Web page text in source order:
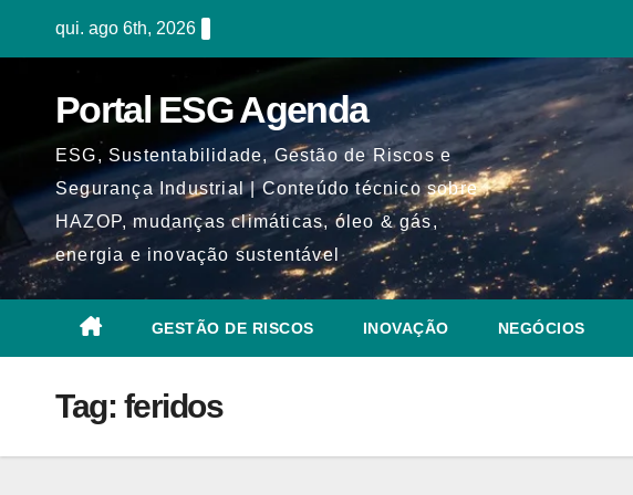
qui. ago 6th, 2026
Portal ESG Agenda
ESG, Sustentabilidade, Gestão de Riscos e
Segurança Industrial | Conteúdo técnico sobre
HAZOP, mudanças climáticas, óleo & gás,
energia e inovação sustentável
GESTÃO DE RISCOS INOVAÇÃO NEGÓCIOS
Tag: feridos